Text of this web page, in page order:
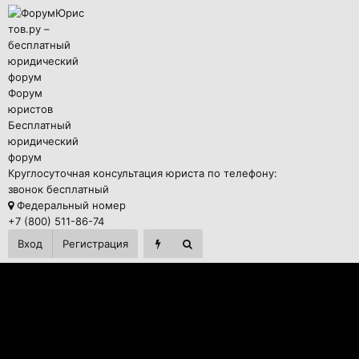
Форум
юристов
Бесплатный
юридический
форум
Круглосуточная консультация юриста по телефону:
звонок бесплатный
Федеральный номер
+7 (800) 511-86-74
Вход
Регистрация